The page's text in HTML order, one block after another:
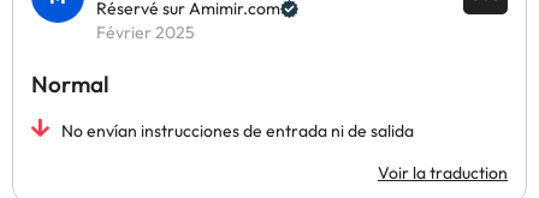
Réservé sur Amimir.com
Février 2025
Normal
No envían instrucciones de entrada ni de salida
Voir la traduction